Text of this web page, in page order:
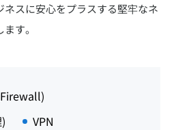
スに安心をプラスする堅牢なネ
す。
VPN